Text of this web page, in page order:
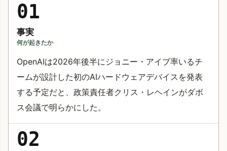
01
事実
何が起きたか
OpenAIは2026年後半にジョニー・アイブ率いるチ
ームが設計した初のAIハードウェアデバイスを発表
する予定だと、政策責任者クリス・レヘインがダボ
ス会議で明らかにした。
02